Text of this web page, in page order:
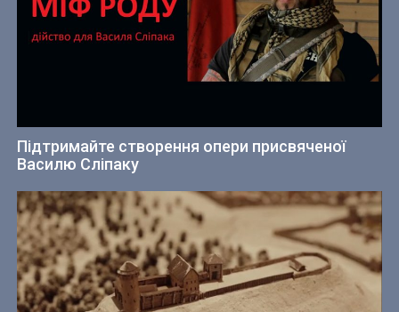
Підтримайте створення опери присвяченої
Василю Сліпаку